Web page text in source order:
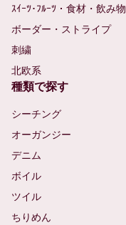
ｽｲｰﾂ･ﾌﾙｰﾂ・食材・飲み物
ボーダー・ストライプ
刺繍
北欧系
種類で探す
シーチング
オーガンジー
デニム
ボイル
ツイル
ちりめん